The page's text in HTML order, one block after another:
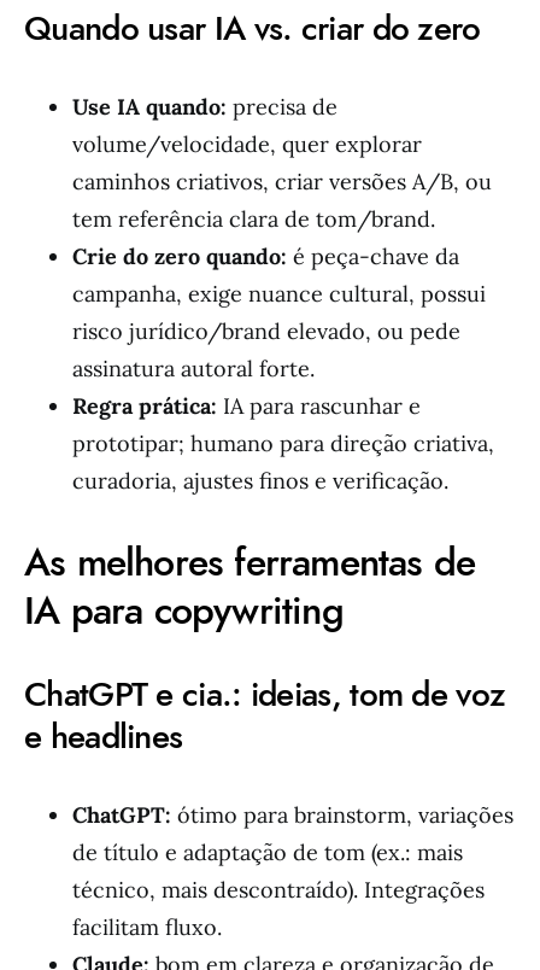
Quando usar IA vs. criar do zero
Use IA quando: precisa de
volume/velocidade, quer explorar
caminhos criativos, criar versões A/B, ou
tem referência clara de tom/brand.
Crie do zero quando: é peça-chave da
campanha, exige nuance cultural, possui
risco jurídico/brand elevado, ou pede
assinatura autoral forte.
Regra prática: IA para rascunhar e
prototipar; humano para direção criativa,
curadoria, ajustes finos e verificação.
As melhores ferramentas de
IA para copywriting
ChatGPT e cia.: ideias, tom de voz
e headlines
ChatGPT: ótimo para brainstorm, variações
de título e adaptação de tom (ex.: mais
técnico, mais descontraído). Integrações
facilitam fluxo.